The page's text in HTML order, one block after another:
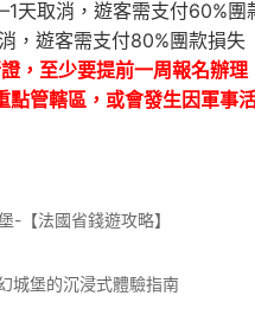
天取消，遊客需支付60%團
，遊客需支付80%團款損失
，至少要提前一周報名辦
管轄區，或會發生因軍事
-【法國省錢遊攻略】
城堡的沉浸式體驗指南